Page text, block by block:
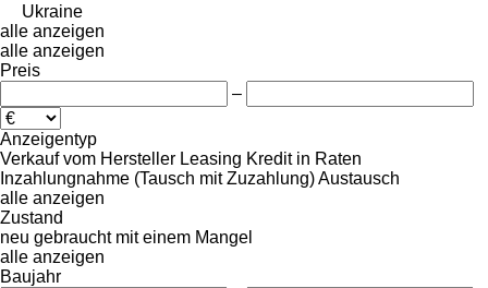
Ukraine
alle anzeigen
alle anzeigen
Preis
–
Anzeigentyp
Verkauf vom Hersteller Leasing Kredit in Raten
Inzahlungnahme (Tausch mit Zuzahlung)Austausch
alle anzeigen
Zustand
neu gebraucht mit einem Mangel
alle anzeigen
Baujahr